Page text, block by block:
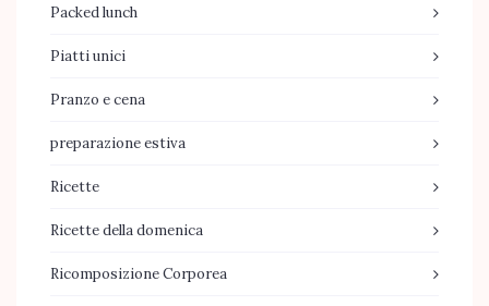
Packed lunch
Piatti unici
Pranzo e cena
preparazione estiva
Ricette
Ricette della domenica
Ricomposizione Corporea